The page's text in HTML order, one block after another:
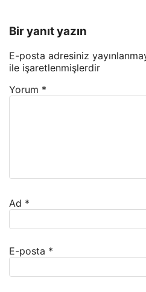
Bir yanıt yazın
E-posta adresiniz
ile işaretlenmişlerdir
Yorum *
Ad *
E-posta *